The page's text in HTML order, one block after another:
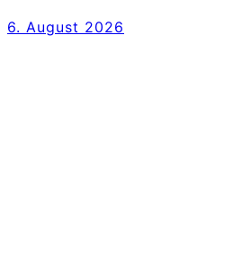
6. August 2026